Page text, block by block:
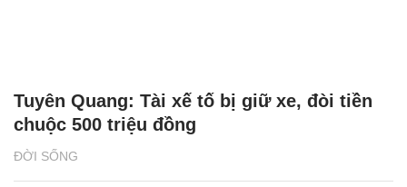
ĐỜI SỐNG
Tuyên Quang: Tài xế tố bị giữ xe, đòi tiền
chuộc 500 triệu đồng